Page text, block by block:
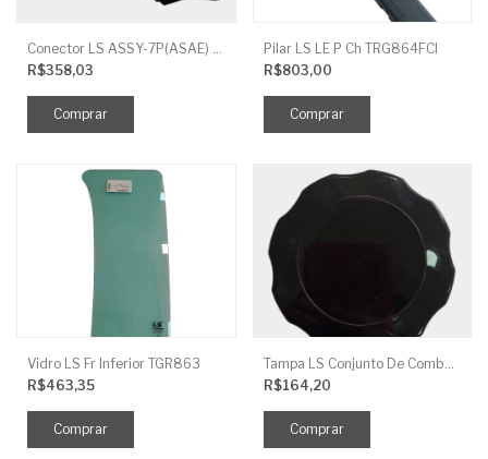
R$358,03
Pilar LS LE P Ch TRG864FCI
R$803,00
Vidro LS Fr Inferior TGR863
R$463,35
R$164,20